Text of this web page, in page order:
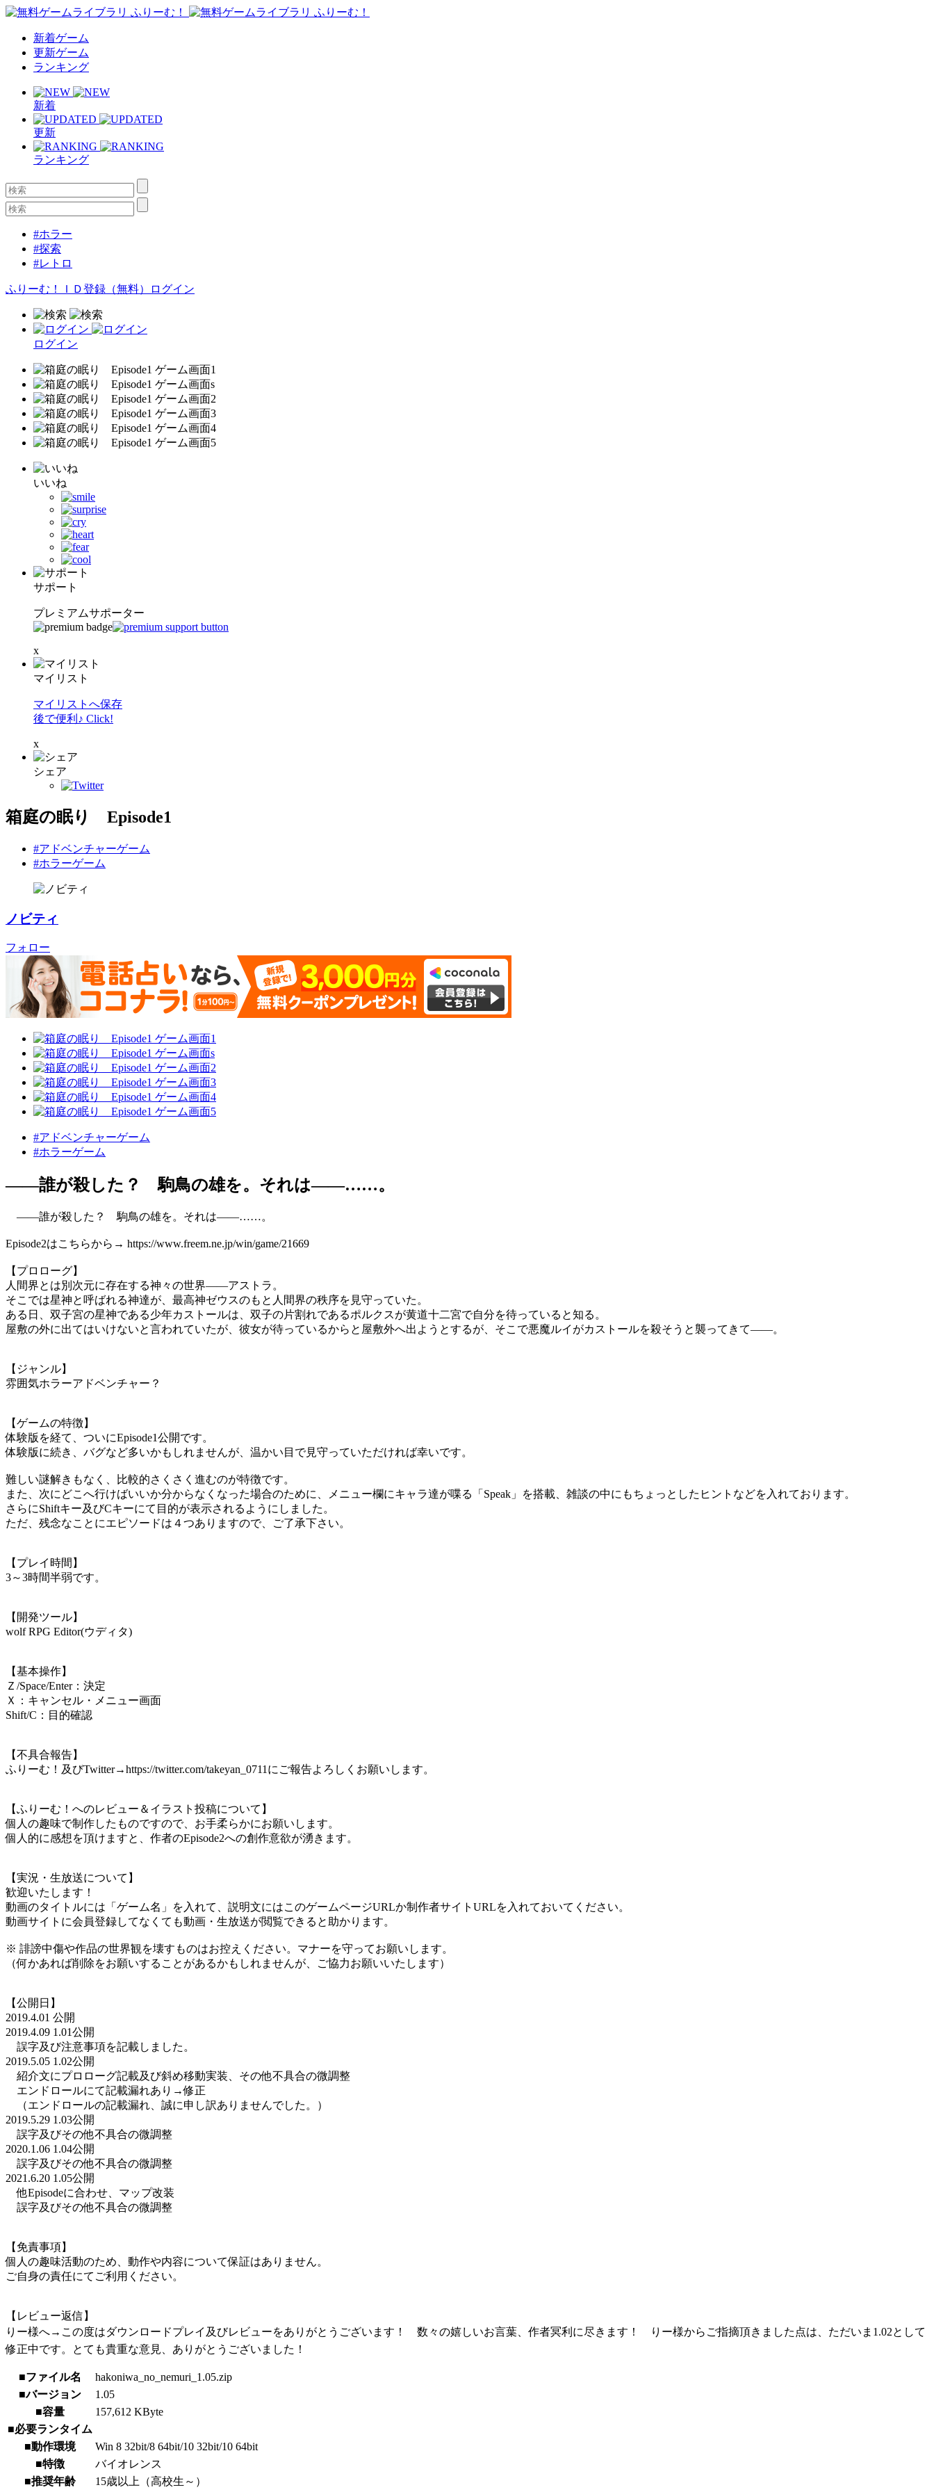
新着ゲーム
更新ゲーム
ランキング
新着
更新
ランキング
#ホラー
#探索
#レトロ
ふりーむ！ＩＤ登録（無料） ログイン
ログイン
いいね
サポート
プレミアムサポーター
x
マイリスト
マイリストへ保存
後で便利♪ Click!
x
シェア
箱庭の眠り Episode1
#アドベンチャーゲーム
#ホラーゲーム
ノビティ
フォロー
#アドベンチャーゲーム
#ホラーゲーム
――誰が殺した？ 駒鳥の雄を。それは――……。
――誰が殺した？ 駒鳥の雄を。それは――……。
Episode2はこちらから→ https://www.freem.ne.jp/win/game/21669
【プロローグ】
人間界とは別次元に存在する神々の世界――アストラ。
そこでは星神と呼ばれる神達が、最高神ゼウスのもと人間界の秩序を見守っていた。
ある日、双子宮の星神である少年カストールは、双子の片割れであるポルクスが黄道十二宮で自分を待っていると知る。
屋敷の外に出てはいけないと言われていたが、彼女が待っているからと屋敷外へ出ようとするが、そこで悪魔ルイがカストールを殺そうと襲ってきて――。
【ジャンル】
雰囲気ホラーアドベンチャー？
【ゲームの特徴】
体験版を経て、ついにEpisode1公開です。
体験版に続き、バグなど多いかもしれませんが、温かい目で見守っていただければ幸いです。
難しい謎解きもなく、比較的さくさく進むのが特徴です。
また、次にどこへ行けばいいか分からなくなった場合のために、メニュー欄にキャラ達が喋る「Speak」を搭載、雑談の中にもちょっとしたヒントなどを入れております。
さらにShiftキー及びCキーにて目的が表示されるようにしました。
ただ、残念なことにエピソードは４つありますので、ご了承下さい。
【プレイ時間】
3～3時間半弱です。
【開発ツール】
wolf RPG Editor(ウディタ)
【基本操作】
Ｚ/Space/Enter：決定
Ｘ：キャンセル・メニュー画面
Shift/C：目的確認
【不具合報告】
ふりーむ！及びTwitter→https://twitter.com/takeyan_0711にご報告よろしくお願いします。
【ふりーむ！へのレビュー＆イラスト投稿について】
個人の趣味で制作したものですので、お手柔らかにお願いします。
個人的に感想を頂けますと、作者のEpisode2への創作意欲が湧きます。
【実況・生放送について】
歓迎いたします！
動画のタイトルには「ゲーム名」を入れて、説明文にはこのゲームページURLか制作者サイトURLを入れておいてください。
動画サイトに会員登録してなくても動画・生放送が閲覧できると助かります。
※ 誹謗中傷や作品の世界観を壊すものはお控えください。マナーを守ってお願いします。
（何かあれば削除をお願いすることがあるかもしれませんが、ご協力お願いいたします）
【公開日】
2019.4.01 公開
2019.4.09 1.01公開
誤字及び注意事項を記載しました。
2019.5.05 1.02公開
紹介文にプロローグ記載及び斜め移動実装、その他不具合の微調整
エンドロールにて記載漏れあり→修正
（エンドロールの記載漏れ、誠に申し訳ありませんでした。）
2019.5.29 1.03公開
誤字及びその他不具合の微調整
2020.1.06 1.04公開
誤字及びその他不具合の微調整
2021.6.20 1.05公開
他Episodeに合わせ、マップ改装
誤字及びその他不具合の微調整
【免責事項】
個人の趣味活動のため、動作や内容について保証はありません。
ご自身の責任にてご利用ください。
【レビュー返信】
りー様へ→この度はダウンロードプレイ及びレビューをありがとうございます！ 数々の嬉しいお言葉、作者冥利に尽きます！ りー様からご指摘頂きました点は、ただいま1.02として
修正中です。とても貴重な意見、ありがとうございました！
■ファイル名
hakoniwa_no_nemuri_1.05.zip
■バージョン
1.05
■容量
157,612 KByte
■必要ランタイム
■動作環境
Win 8 32bit/8 64bit/10 32bit/10 64bit
■特徴
バイオレンス
■推奨年齢
15歳以上（高校生～）